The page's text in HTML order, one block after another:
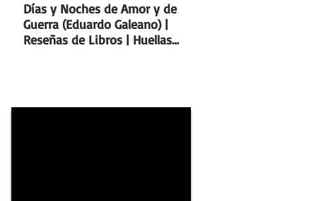
Días y Noches de Amor y de
Guerra (Eduardo Galeano) |
Reseñas de Libros | Huellas